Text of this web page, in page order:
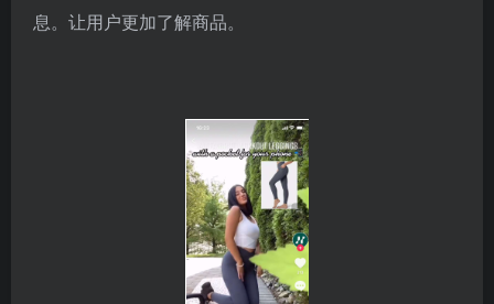
息。让用户更加了解商品。